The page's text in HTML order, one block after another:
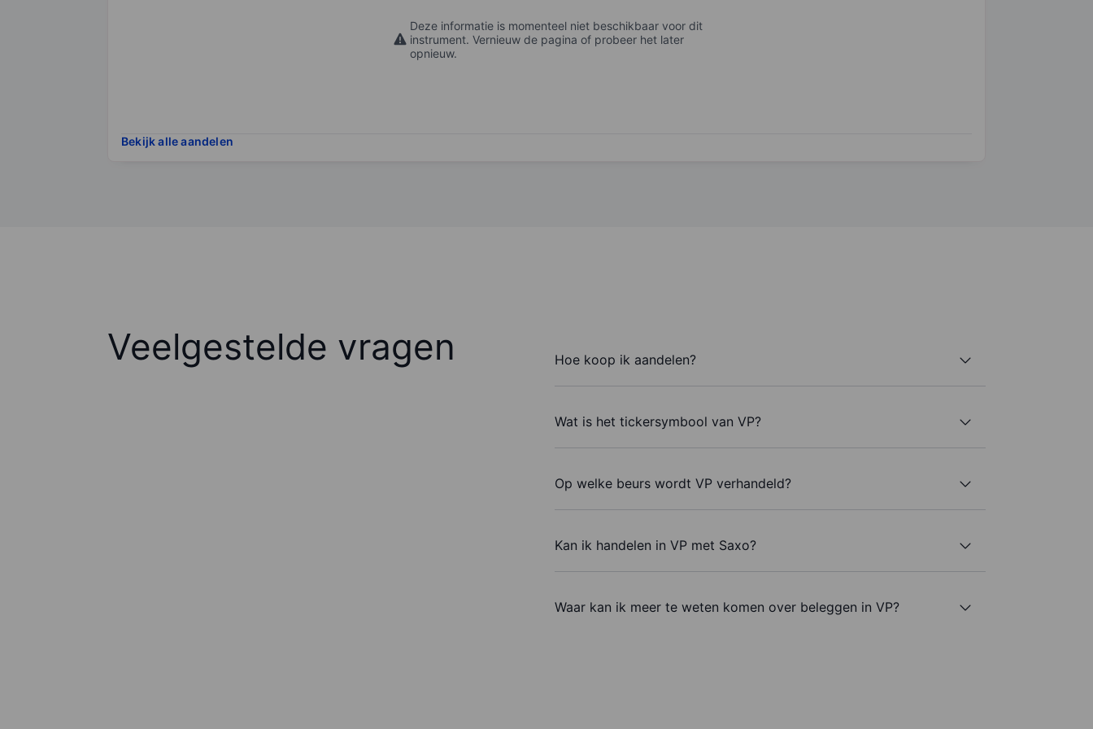
Deze informatie is momenteel niet beschikbaar voor dit
instrument. Vernieuw de pagina of probeer het later
opnieuw.
Bekijk alle aandelen
Veelgestelde vragen Hoe koop ik aandelen?
Wat is het tickersymbool van VP?
Op welke beurs wordt VP verhandeld?
Kan ik handelen in VP met Saxo?
Waar kan ik meer te weten komen over beleggen in VP?